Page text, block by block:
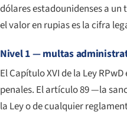
dólares estadounidenses a un
el valor en rupias es la cifra
Nivel 1 — multas
El Capítulo XVI de la Ley
penales. El artículo 89 —la
la Ley o de cualquier